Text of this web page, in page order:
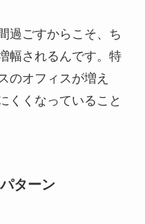
過ごすからこそ、ち
幅されるんです。特
のオフィスが増え
くくなっていること
ターン